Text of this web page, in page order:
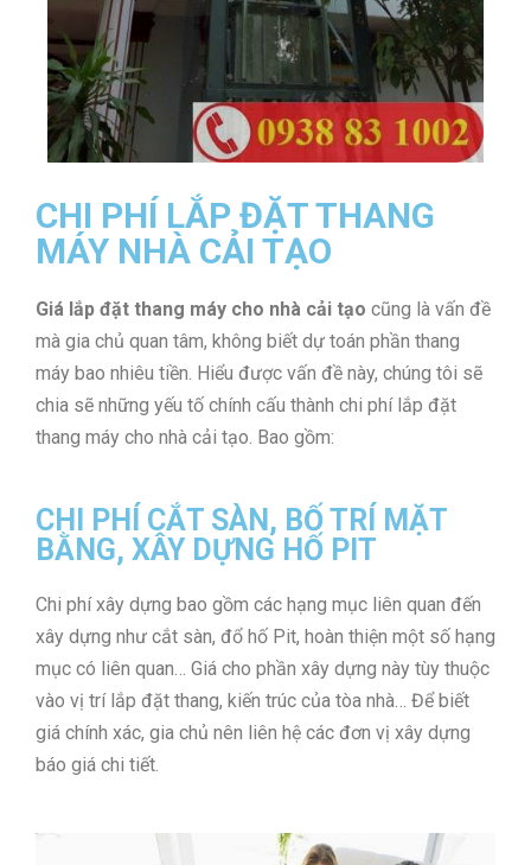
CHI PHÍ LẮP ĐẶT THANG
MÁY NHÀ CẢI TẠO
Giá lắp đặt thang máy cho nhà cải tạo cũng là vấn đề
mà gia chủ quan tâm, không biết dự toán phần thang
máy bao nhiêu tiền. Hiểu được vấn đề này, chúng tôi sẽ
chia sẽ những yếu tố chính cấu thành chi phí lắp đặt
thang máy cho nhà cải tạo. Bao gồm:
CHI PHÍ CẮT SÀN, BỐ TRÍ MẶT
BẰNG, XÂY DỰNG HỐ PIT
Chi phí xây dựng bao gồm các hạng mục liên quan đến
xây dựng như cắt sàn, đổ hố Pit, hoàn thiện một số hạng
mục có liên quan… Giá cho phần xây dựng này tùy thuộc
vào vị trí lắp đặt thang, kiến trúc của tòa nhà… Để biết
giá chính xác, gia chủ nên liên hệ các đơn vị xây dựng
báo giá chi tiết.